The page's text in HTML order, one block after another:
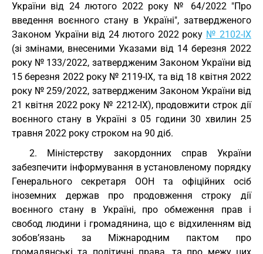
України від 24 лютого 2022 року № 64/2022 "Про
введення воєнного стану в Україні", затвердженого
Законом України від 24 лютого 2022 року № 2102-IX
(зі змінами, внесеними Указами від 14 березня 2022
року № 133/2022, затвердженим Законом України від
15 березня 2022 року № 2119-IX, та від 18 квітня 2022
року № 259/2022, затвердженим Законом України від
21 квітня 2022 року № 2212-IX), продовжити строк дії
воєнного стану в Україні з 05 години 30 хвилин 25
травня 2022 року строком на 90 діб.
2. Міністерству закордонних справ України
забезпечити інформування в установленому порядку
Генерального секретаря ООН та офіційних осіб
іноземних держав про продовження строку дії
воєнного стану в Україні, про обмеження прав і
свобод людини і громадянина, що є відхиленням від
зобов’язань за Міжнародним пактом про